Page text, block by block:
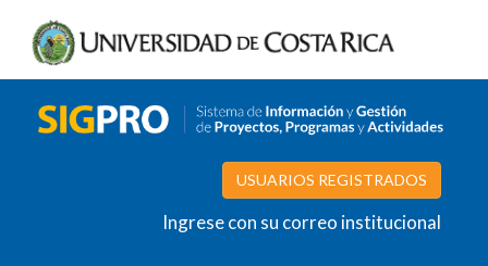
USUARIOS REGISTRADOS
Ingrese con su correo institucional